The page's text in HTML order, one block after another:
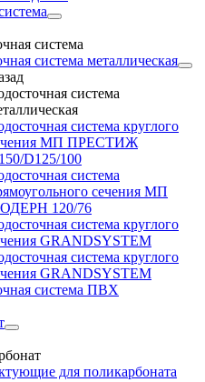
система
система металлическая
система
система круглого
МП ПРЕСТИЖ
D125/100
система
сечения МП
120/76
система круглого
GRANDSYSTEM
система круглого
GRANDSYSTEM
система ПВХ
для поликарбоната